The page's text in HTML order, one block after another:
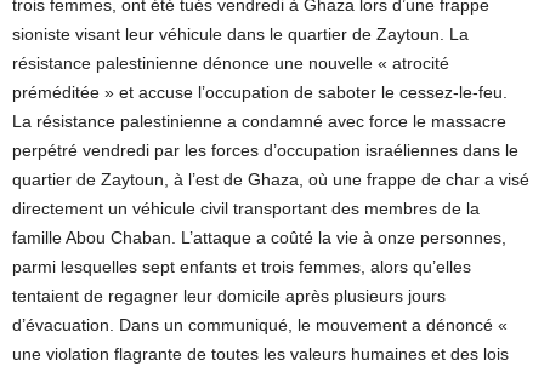
trois femmes, ont été tués vendredi à Ghaza lors d’une frappe
sioniste visant leur véhicule dans le quartier de Zaytoun. La
résistance palestinienne dénonce une nouvelle « atrocité
préméditée » et accuse l’occupation de saboter le cessez-le-feu.
La résistance palestinienne a condamné avec force le massacre
perpétré vendredi par les forces d’occupation israéliennes dans le
quartier de Zaytoun, à l’est de Ghaza, où une frappe de char a visé
directement un véhicule civil transportant des membres de la
famille Abou Chaban. L’attaque a coûté la vie à onze personnes,
parmi lesquelles sept enfants et trois femmes, alors qu’elles
tentaient de regagner leur domicile après plusieurs jours
d’évacuation. Dans un communiqué, le mouvement a dénoncé «
une violation flagrante de toutes les valeurs humaines et des lois